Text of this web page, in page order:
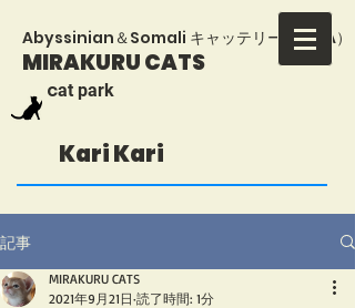
MIRAKURU CATS
​Abyssinian＆Somali キャッテリー（TICA）
​cat park
Kari Kari
記事
MIRAKURU CATS
2021年9月21日 読了時間: 1分